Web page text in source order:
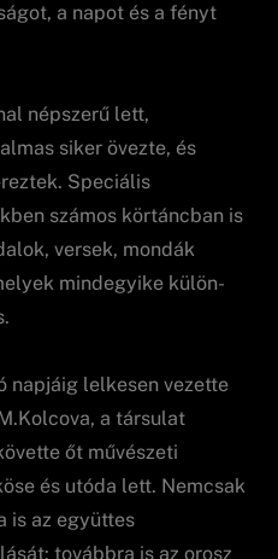
a napot és a fényt
népszerű lett,
siker övezte, és
Speciális
számos körtáncban is
versek, mondák
mindegyike külön-
napjáig lelkesen vezette
a társulat
őt művészeti
és utóda lett. Nemcsak
is az együttes
továbbra is az orosz